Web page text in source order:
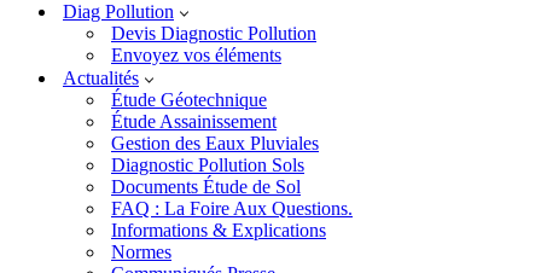
Diag Pollution
Devis Diagnostic Pollution
Envoyez vos éléments
Actualités
Étude Géotechnique
Étude Assainissement
Gestion des Eaux Pluviales
Diagnostic Pollution Sols
Documents Étude de Sol
FAQ : La Foire Aux Questions.
Informations & Explications
Normes